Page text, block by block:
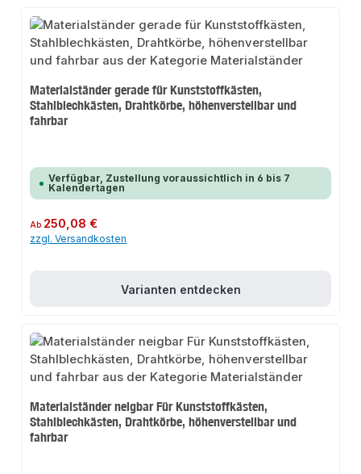
Materialständer gerade für Kunststoffkästen,
Stahlblechkästen, Drahtkörbe, höhenverstellbar und
fahrbar
Verfügbar, Zustellung voraussichtlich in 6 bis 7
Kalendertagen
Regulärer Preis:
Ab 250,08 €
zzgl. Versandkosten
Varianten entdecken
Materialständer neigbar Für Kunststoffkästen,
Stahlblechkästen, Drahtkörbe, höhenverstellbar und
fahrbar